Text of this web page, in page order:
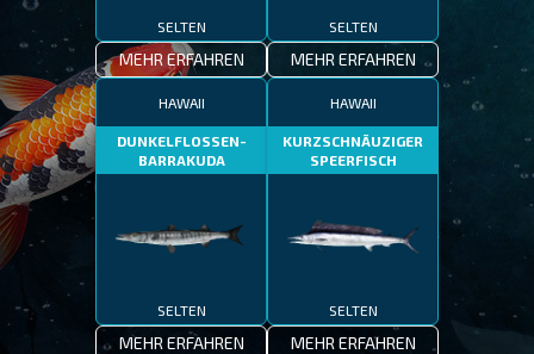
SELTEN
MEHR ERFAHREN
SELTEN
MEHR ERFAHREN
HAWAII
DUNKELFLOSSEN-
BARRAKUDA
SELTEN
MEHR ERFAHREN
HAWAII
KURZSCHNÄUZIGER
SPEERFISCH
SELTEN
MEHR ERFAHREN